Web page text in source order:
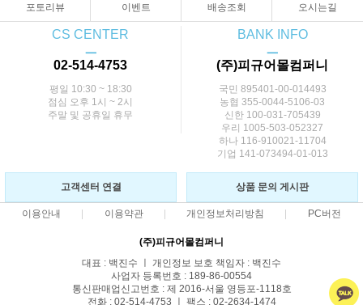
포토리뷰 이벤트 배송조회 오시는길
CS CENTER
ㅡ
02-514-4753
평일 10:30 ~ 18:30
점심 오후 1시 ~ 2시
주말 및 공휴일 휴무
BANK INFO
ㅡ
(주)피규어몰컴퍼니
국민 895401-00-014493
농협 355-0044-5106-03
신한 100-031-705439
우리 1005-503-052327
하나 116-910021-11704
기업 141-073494-01-013
고객센터 연결 상품 문의 게시판
이용안내 이용약관 개인정보처리방침 PC버전
(주)피규어몰컴퍼니
대표 : 백진수 ㅣ 개인정보 보호 책임자 : 백진수
사업자 등록번호 : 189-86-00554
통신판매업신고번호 : 제 2016-서울 영등포-1118호
전화 : 02-514-4753 ㅣ 팩스 : 02-2634-1474